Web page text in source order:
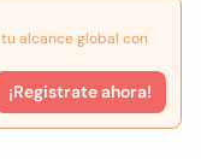
alcance global con
¡Registrate ahora!